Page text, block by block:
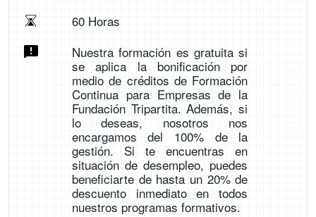
60 Horas
Nuestra formación es gratuita si
se aplica la bonificación por
medio de créditos de Formación
Continua para Empresas de la
Fundación Tripartita. Además, si
lo deseas, nosotros nos
encargamos del 100% de la
gestión. Si te encuentras en
situación de desempleo, puedes
beneficiarte de hasta un 20% de
descuento inmediato en todos
nuestros programas formativos.